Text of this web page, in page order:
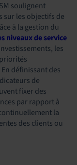
soulignent
sur les objectifs de
à la gestion du
niveaux de service
les
définissant des
de
fixer des
par rapport à
la
des clients ou